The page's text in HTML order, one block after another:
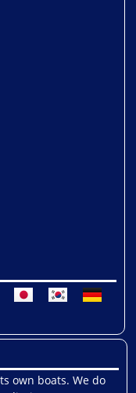
own boats. We do